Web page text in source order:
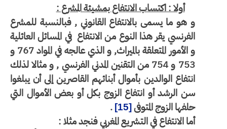
أولا : اكتساب الانتفاع بمشيئة المشرع :
و هو ما يسمى بالانتفاع القانوني , فبالنسبة للمشرع
الفرنسي يقر هذا النوع من الانتفاع في المسائل العائلية
و الأمور المتعلقة بالميراث, و الذي عالجه في المواد 767 و
753 و 754 من التقنين المدني الفرنسي , و مثالا لذلك
انتفاع الوالدين بأموال أبنائهم القاصرين إلى أن يبلغوا
سن الرشد أو انتفاع الزوج بكل أو بعض الأموال التي
حلفها الزوج المتوفى[15]
.
أما الانتفاع في التشريع المغربي فنجد مثلا :